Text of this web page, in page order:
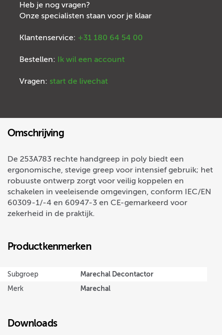
Heb je nog vragen?
Onze specialisten staan voor je klaar
Klantenservice: +31 180 64 54 00
Bestellen: Ik wil een account
Vragen: start de livechat
Omschrijving
De 253A783 rechte handgreep in poly biedt een
ergonomische, stevige greep voor intensief gebruik; het
robuuste ontwerp zorgt voor veilig koppelen en
schakelen in veeleisende omgevingen, conform IEC/EN
60309-1/-4 en 60947-3 en CE-gemarkeerd voor
zekerheid in de praktijk.
Productkenmerken
Subgroep Marechal Decontactor
Merk Marechal
Downloads